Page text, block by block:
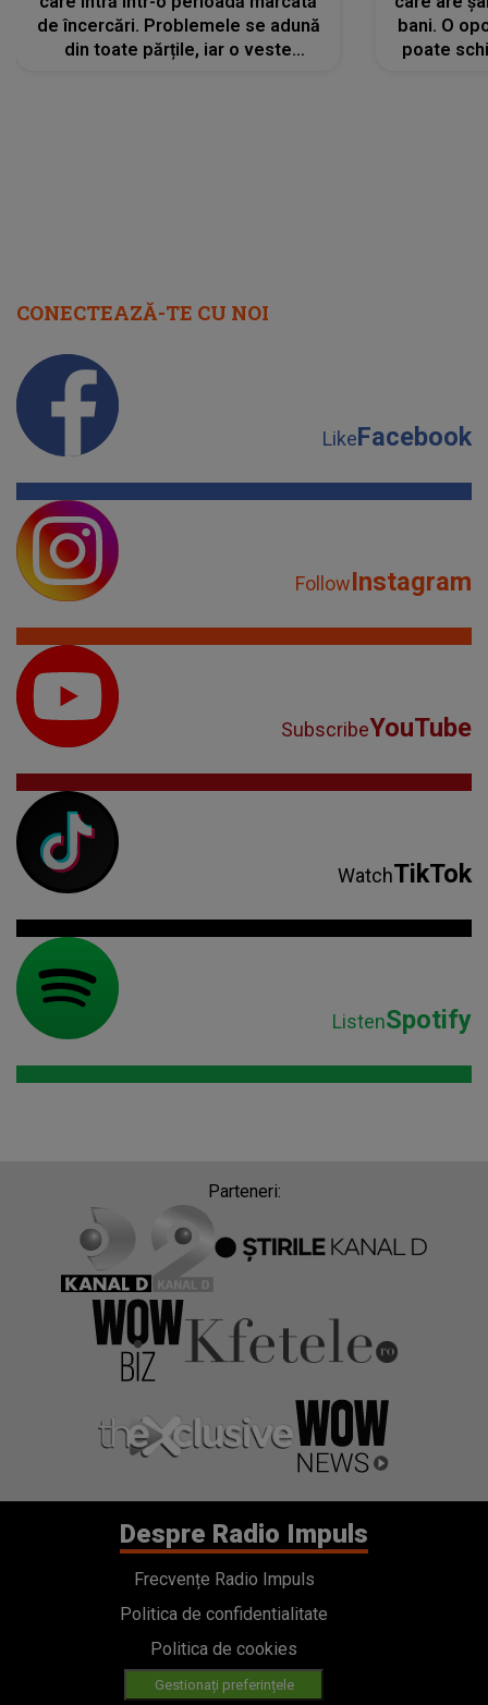
de încercări. Problemele se adună
din toate părțile, iar o veste
bani. O
poate
CONECTEAZĂ-TE CU NOI
LikeFacebook
FollowInstagram
SubscribeYouTube
WatchTikTok
ListenSpotify
Parteneri:
Despre Radio Impuls
Frecvențe Radio Impuls
Politica de confidentialitate
Politica de cookies
Gestionați preferințele